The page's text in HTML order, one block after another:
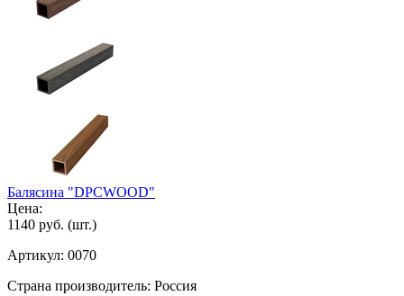
Балясина "DPCWOOD"
Цена:
1140 руб. (шт.)
Артикул: 0070
Страна производитель: Россия